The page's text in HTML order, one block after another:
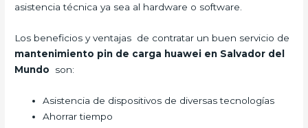
asistencia técnica ya sea al hardware o software.
Los beneficios y ventajas de contratar un buen servicio de
mantenimiento pin de carga huawei en Salvador del
Mundo son:
Asistencia de dispositivos de diversas tecnologías
Ahorrar tiempo